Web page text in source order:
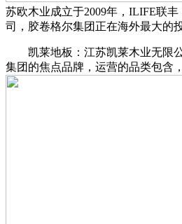
苏欧木业成立于2009年，‌ILIFE联
司，胶卷格尔集团正在海外最大的
凯莱地板‌：江苏凯莱木业无限
集团的焦点品牌，运营的品类包含，